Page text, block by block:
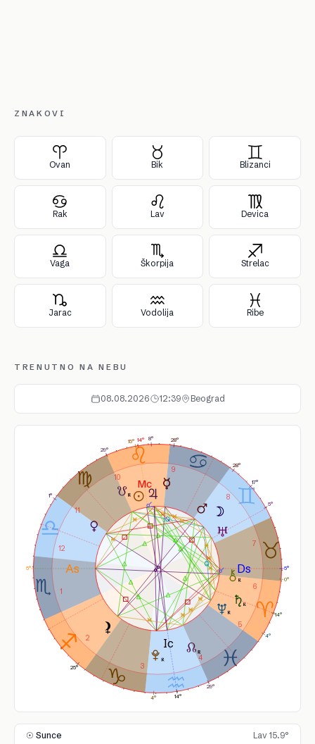
ZNAKOVI
Ovan Bik Blizanci
Rak Lav Devica
Vaga Škorpija Strelac
Jarac Vodolija Ribe
TRENUTNO NA NEBU
08.08.2026 12:39 Beograd
1
2
3
4
5
6
7
8
9
10
11
12
15°
17°
28°
1°
28°
8°
14°
5°
4°
4°
29°
0°
5°
14°
5°
14°
25°
29°
☉ Sunce Lav 15.9°